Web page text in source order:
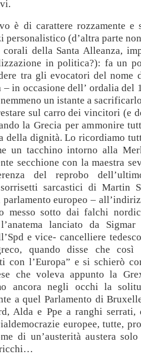
è di carattere rozzamente e
personalistico (d’altra parte
corali della Santa Alleanza,
in politica?): fa un
tra gli evocatori del nome
– in occasione dell’ ordalia del
un istante a
sul carro dei vincitori (e
la Grecia per ammonire
della dignità. Lo ricordiamo
un tacchino intorno alla
secchione con la maestra
del reprobo
sarcastici di Martin
parlamento europeo –
messo sotto dai falchi
lanciato da
e vice- cancelliere
quando disse che così
con l’Europa” e si schierò
che voleva appunto la
ancora negli occhi la
a quel Parlamento di
Alda e Ppe a ranghi serrati,
europee, tutte,
di un’austerità austera